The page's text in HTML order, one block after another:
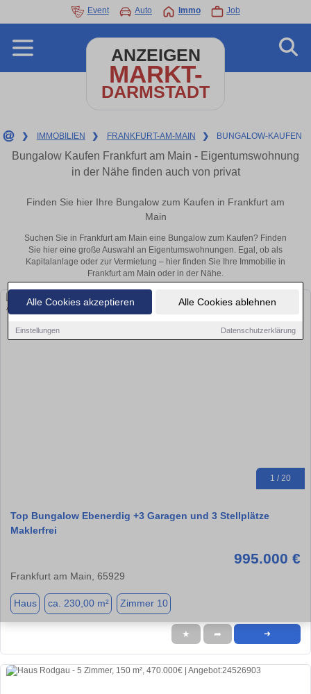
Alle Cookies akzeptieren Alle Cookies ablehnen
Einstellungen Datenschutzerklärung
Event Auto Immo Job
ANZEIGEN
MARKT-
DARMSTADT
❯ IMMOBILIEN ❯ FRANKFURT-AM-MAIN ❯ BUNGALOW-KAUFEN
Bungalow Kaufen Frankfurt am Main - Eigentumswohnung
in der Nähe finden auch von privat
Finden Sie hier Ihre Bungalow zum Kaufen in Frankfurt am
Main
Suchen Sie in Frankfurt am Main eine Bungalow zum Kaufen? Finden
Sie hier eine große Auswahl an Eigentumswohnungen. Egal, ob als
Kapitalanlage oder zur Vermietung – hier finden Sie Ihre Immobilie in
Frankfurt am Main oder in der Nähe.
1 / 20
Top Bungalow Ebenerdig +3 Garagen und 3 Stellplätze
Maklerfrei
995.000 €
Frankfurt am Main, 65929
Haus ca. 230,00 m² Zimmer 10
★ ➦ ➜